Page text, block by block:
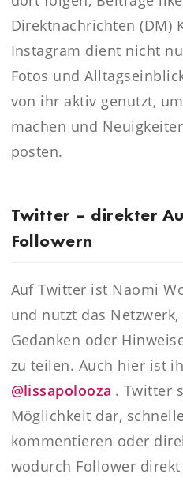
Direktnachrichten (DM)
Instagram dient nicht
Fotos und
von ihr aktiv genutzt,
machen und
posten.
Twitter – direkter
Followern
Auf Twitter ist Naomi
und nutzt das
Gedanken oder
zu teilen. Auch hier ist
@lissapolooza . Twitter
Möglichkeit dar,
kommentieren oder
wodurch Follower